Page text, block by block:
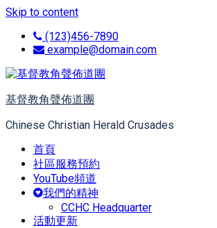
Skip to content
(123)456-7890
example@domain.com
基督教角聲佈道團
Chinese Christian Herald Crusades
首頁
社區服務預約
YouTube頻道
我們的精神
CCHC Headquarter
活動更新